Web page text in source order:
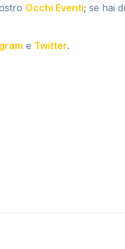
Occhi Eventi; se hai
e Twitter.